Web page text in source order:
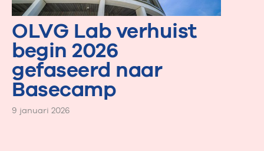
OLVG Lab verhuist
begin 2026
gefaseerd naar
Basecamp
9 januari 2026